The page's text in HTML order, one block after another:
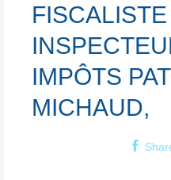
IMPÔTS
MICHAUD,